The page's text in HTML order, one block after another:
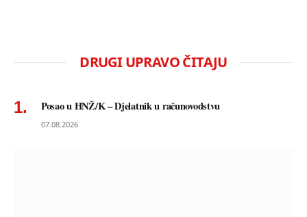
DRUGI UPRAVO ČITAJU
Posao u HNŽ/K – Djelatnik u računovodstvu
07.08.2026